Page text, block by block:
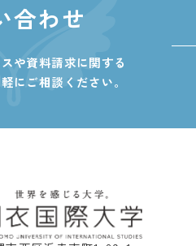
合わせ
や資料請求に関する
にご相談ください。